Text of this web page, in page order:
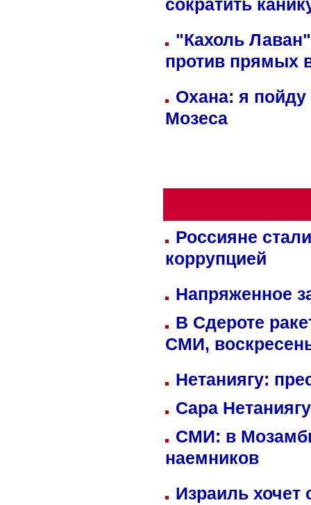
сократить
"Кахоль
против прямых
Охана: я пойду
Мозеса
Россияне
коррупцией
Напряженное
В Сдероте
СМИ,
Нетаниягу:
Сара
СМИ: в
наемников
Израиль хочет